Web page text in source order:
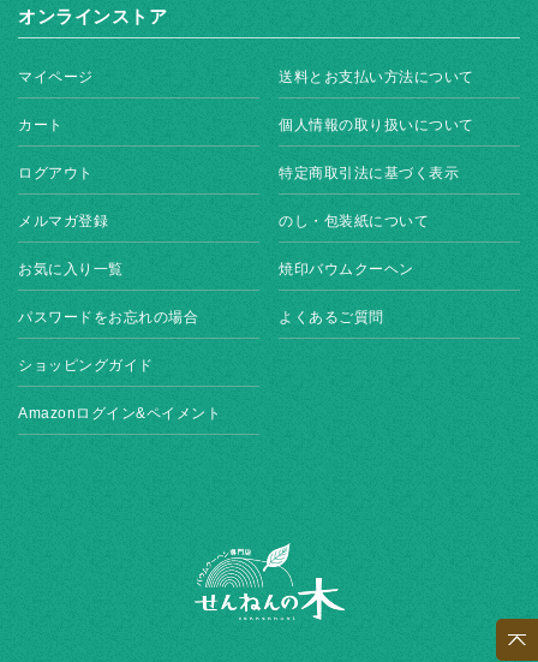
オンラインストア
マイページ
カート
ログアウト
メルマガ登録
お気に入り一覧
パスワードをお忘れの場合
ショッピングガイド
Amazonログイン&ペイメント
送料とお支払い方法について
個人情報の取り扱いについて
特定商取引法に基づく表示
のし・包装紙について
焼印バウムクーヘン
よくあるご質問